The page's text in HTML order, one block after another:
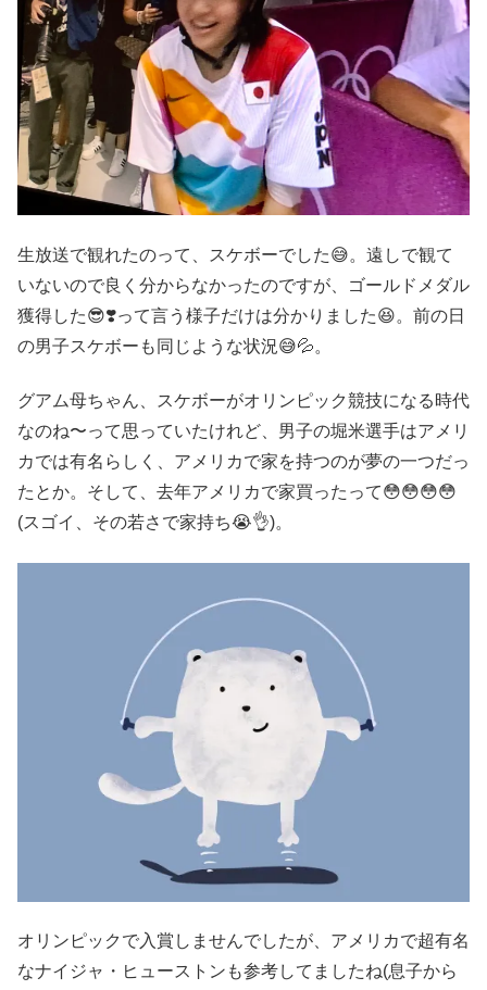
生放送で観れたのって、スケボーでした😅。遠しで観て
いないので良く分からなかったのですが、ゴールドメダル
獲得した😎❣️って言う様子だけは分かりました😆。前の日
の男子スケボーも同じような状況😅💦。
グアム母ちゃん、スケボーがオリンピック競技になる時代
なのね〜って思っていたけれど、男子の堀米選手はアメリ
カでは有名らしく、アメリカで家を持つのが夢の一つだっ
たとか。そして、去年アメリカで家買ったって😳😳😳😳
(スゴイ、その若さで家持ち😭👌)。
オリンピックで入賞しませんでしたが、アメリカで超有名
なナイジャ・ヒューストンも参考してましたね(息子から